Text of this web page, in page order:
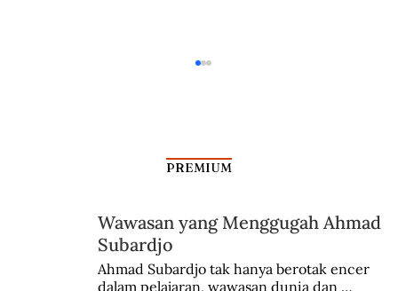
Seabad Maskapai KLM Menghubungkan
PREMIUM
Wawasan yang Menggugah Ahmad
Subardjo
Ahmad Subardjo tak hanya berotak encer
dalam pelajaran, wawasan dunia dan